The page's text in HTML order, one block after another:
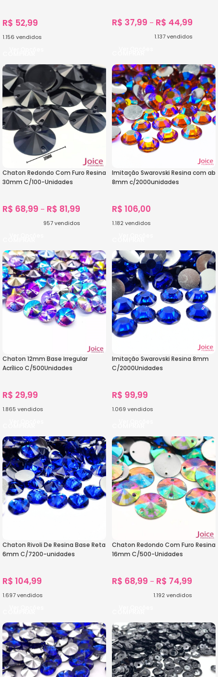
R$ 52,99
1.156 vendidos
R$ 37,99 – R$ 44,99
1.137vendidos
Chaton Redondo Com Furo Resina
30mm C/100-Unidades
R$ 68,99 – R$ 81,99
957vendidos
Imitação Swarovski Resina com ab
8mm c/2000unidades
R$ 106,00
1.182 vendidos
Chaton 12mm Base Irregular
Acrílico C/500Unidades
R$ 29,99
1.865 vendidos
Imitação Swarovski Resina 8mm
C/2000Unidades
R$ 99,99
1.069 vendidos
Chaton Rivoli De Resina Base Reta
6mm C/7200-unidades
R$ 104,99
1.697vendidos
Chaton Redondo Com Furo Resina
16mm C/500-Unidades
R$ 68,99 – R$ 74,99
1.192 vendidos